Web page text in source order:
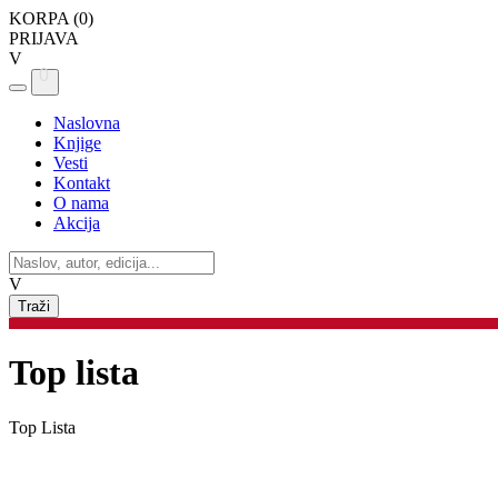
KORPA (0)
PRIJAVA
V
0
Naslovna
Knjige
Vesti
Kontakt
O nama
Akcija
V
Top lista
Top Lista